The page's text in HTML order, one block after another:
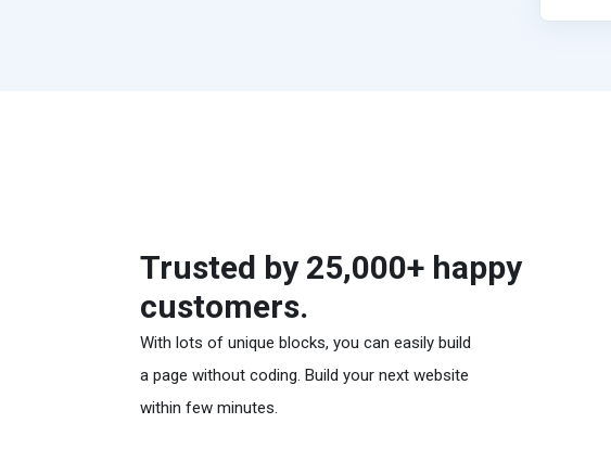
Trusted by 25,000+ happy
customers.
With lots of unique blocks, you can easily build
a page without coding. Build your next website
within few minutes.